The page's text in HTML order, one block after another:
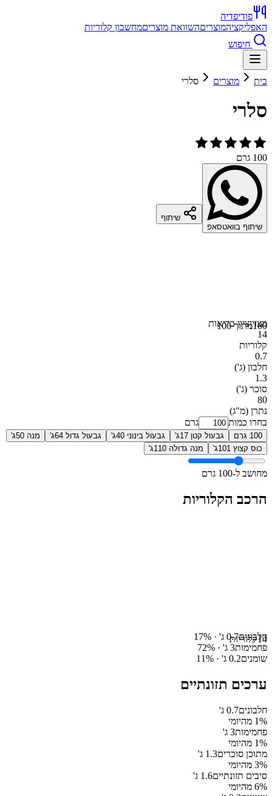
פודיפדיה
האפליקציהמוצריםהשוואת מוצריםמחשבון קלוריות
חיפוש
בית מוצרים סלרי
סלרי
100 גרם
שיתוף בוואטסאפ
שיתוף
100מתוך 100מצויןציון בריאות
14
קלוריות
0.7
חלבון (ג')
1.3
סוכר (ג')
80
נתרן (מ"ג)
בחרו כמות
גרם
100 גרם גבעול קטן 17ג' גבעול בינוני 40ג' גבעול גדול 64ג'
מנה 50ג'
כוס קצוץ 101ג'
מנה גדולה 110ג'
מחושב ל-100 גרם
הרכב הקלוריות
14קלוריות
חלבונים0.7 ג' · 17%
פחמימות3 ג' · 72%
שומנים0.2 ג' · 11%
ערכים תזונתיים
חלבונים0.7 ג'
1% מהיומי
פחמימות3 ג'
1% מהיומי
מתוכן סוכרים1.3 ג'
3% מהיומי
סיבים תזונתיים1.6 ג'
6% מהיומי